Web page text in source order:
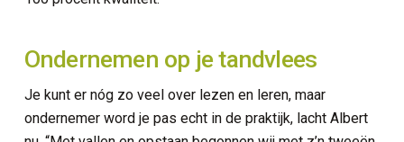
Ondernemen op je tandvlees
Je kunt er nóg zo veel over lezen en leren, maar
ondernemer word je pas echt in de praktijk, lacht Albert